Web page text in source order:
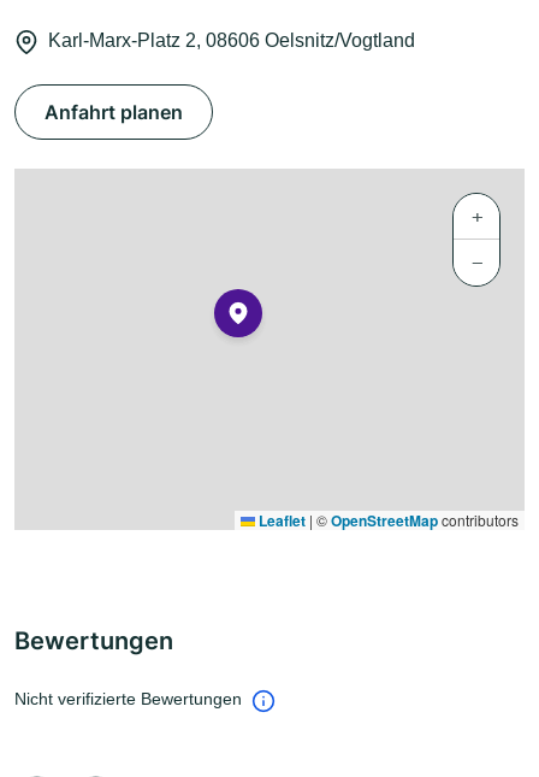
Karl-Marx-Platz 2, 08606 Oelsnitz/Vogtland
Anfahrt planen
+
−
Leaflet | ©OpenStreetMapcontributors
Bewertungen
Nicht verifizierte Bewertungen